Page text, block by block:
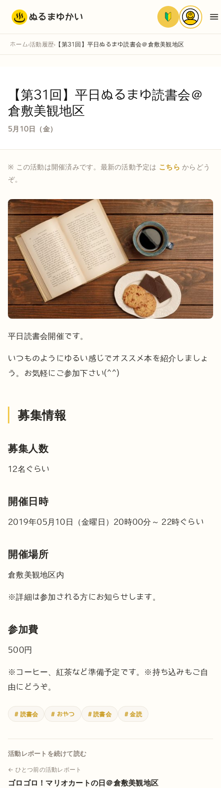
ぬるまゆかい
ホーム ›活動履歴› 【第31回】平日ぬるまゆ読書会＠倉敷美観地区
【第31回】平日ぬるまゆ読書会＠
倉敷美観地区
5月10日（金）
※ この活動は開催済みです。最新の活動予定は こちら からどう
ぞ。
平日読書会開催です。
いつものようにゆるい感じでオススメ本を紹介しましょ
う。 お気軽にご参加下さい(^^)
募集情報
募集人数
12名ぐらい
開催日時
2019年05月10日（金曜日）20時00分～ 22時ぐらい
開催場所
倉敷美観地区内
※詳細は参加される方にお知らせします。
参加費
500円
※コーヒー、紅茶など準備予定です。 ※持ち込みもご自
由にどうぞ。
# 読書会 # おやつ # 読書会 # 金読
活動レポートを続けて読む
← ひとつ前の活動レポート
ゴロゴロ！マリオカートの日＠倉敷美観地区